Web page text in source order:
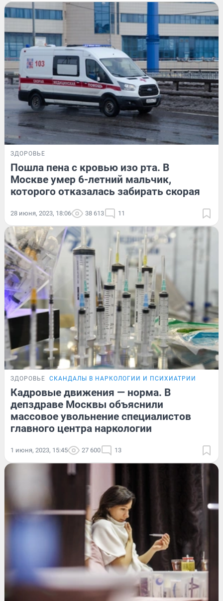
ЗДОРОВЬЕ
Пошла пена с кровью изо рта. В
Москве умер 6-летний мальчик,
которого отказалась забирать скорая
28 июня, 2023, 18:06 38 613 11
ЗДОРОВЬЕ СКАНДАЛЫ В НАРКОЛОГИИ И ПСИХИАТРИИ
Кадровые движения — норма. В
депздраве Москвы объяснили
массовое увольнение специалистов
главного центра наркологии
1 июня, 2023, 15:45 27 600 13